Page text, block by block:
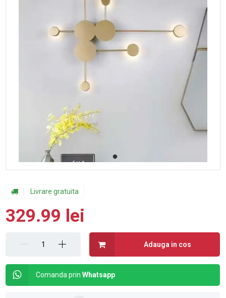
Livrare gratuita
329.99 lei
Adauga in cos
Comanda prinWhatsapp